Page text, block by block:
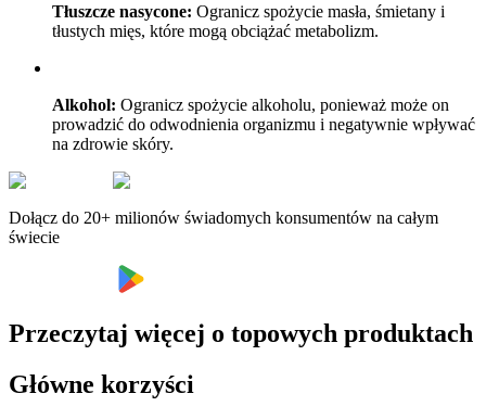
Tłuszcze nasycone: Ogranicz spożycie masła, śmietany i
tłustych mięs, które mogą obciążać metabolizm.
Alkohol: Ogranicz spożycie alkoholu, ponieważ może on
prowadzić do odwodnienia organizmu i negatywnie wpływać
na zdrowie skóry.
Dołącz do 20+ milionów świadomych konsumentów na całym
świecie
Przeczytaj więcej o topowych produktach
Główne korzyści